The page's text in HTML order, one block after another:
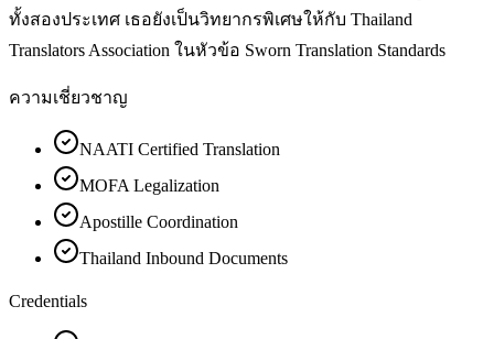
ทั้งสองประเทศ เธอยังเป็นวิทยากรพิเศษให้กับ Thailand
Translators Association ในหัวข้อ Sworn Translation Standards
ความเชี่ยวชาญ
NAATI Certified Translation
MOFA Legalization
Apostille Coordination
Thailand Inbound Documents
Credentials